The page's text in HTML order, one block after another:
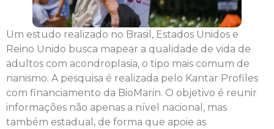
Um estudo realizado no Brasil, Estados Unidos e
Reino Unido busca mapear a qualidade de vida de
adultos com acondroplasia, o tipo mais comum de
nanismo. A pesquisa é realizada pelo Kantar Profiles
com financiamento da BioMarin. O objetivo é reunir
informações não apenas a nível nacional, mas
também estadual, de forma que apoie as